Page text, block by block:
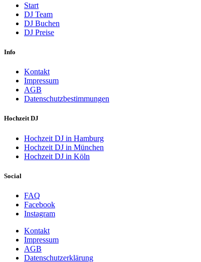
Start
DJ Team
DJ Buchen
DJ Preise
Info
Kontakt
Impressum
AGB
Datenschutzbestimmungen
Hochzeit DJ
Hochzeit DJ in Hamburg
Hochzeit DJ in München
Hochzeit DJ in Köln
Social
FAQ
Facebook
Instagram
Kontakt
Impressum
AGB
Datenschutzerklärung